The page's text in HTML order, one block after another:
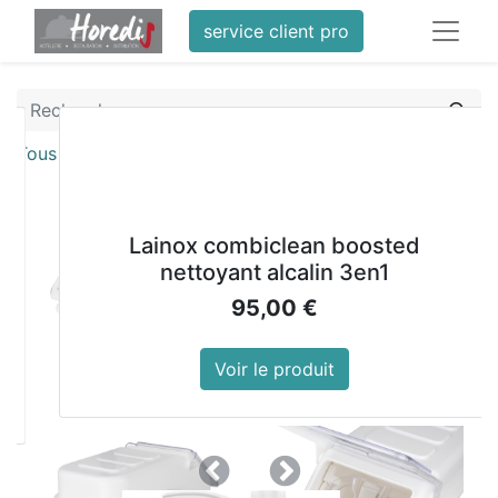
service client pro
Tous les produits
Lainox combiclean boosted
nettoyant alcalin 3en1
95,00€
Voir le produit
PrécedentSuivant